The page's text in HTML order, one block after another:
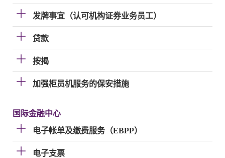
发牌事宜（认可机构证券业务员工）
贷款
按揭
加强柜员机服务的保安措施
国际金融中心
电子帐单及缴费服务（EBPP）
电子支票